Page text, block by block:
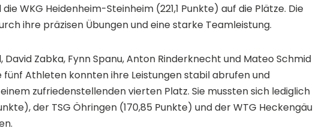
WKG Heidenheim-Steinheim (221,1 Punkte) auf die Plätze. Die
ihre präzisen Übungen und eine starke Teamleistung.
Zabka, Fynn Spanu, Anton Rinderknecht und Mateo Schmid
fünf Athleten konnten ihre Leistungen stabil abrufen und
zufriedenstellenden vierten Platz. Sie mussten sich lediglich
der TSG Öhringen (170,85 Punkte) und der WTG Heckengäu